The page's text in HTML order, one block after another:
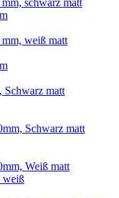
weiß